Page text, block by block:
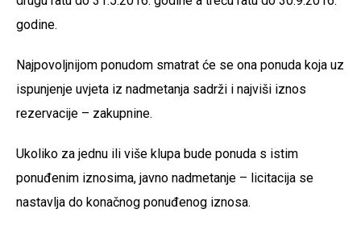
godine.
Najpovoljnijom ponudom smatrat će se ona ponuda koja uz
ispunjenje uvjeta iz nadmetanja sadrži i najviši iznos
rezervacije – zakupnine.
Ukoliko za jednu ili više klupa bude ponuda s istim
ponuđenim iznosima, javno nadmetanje – licitacija se
nastavlja do konačnog ponuđenog iznosa.